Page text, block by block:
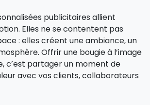
publicitaires allient
Elles ne se contentent pas
: elles créent une ambiance, un
Offrir une bougie à l’image
c’est partager un moment de
avec vos clients, collaborateurs